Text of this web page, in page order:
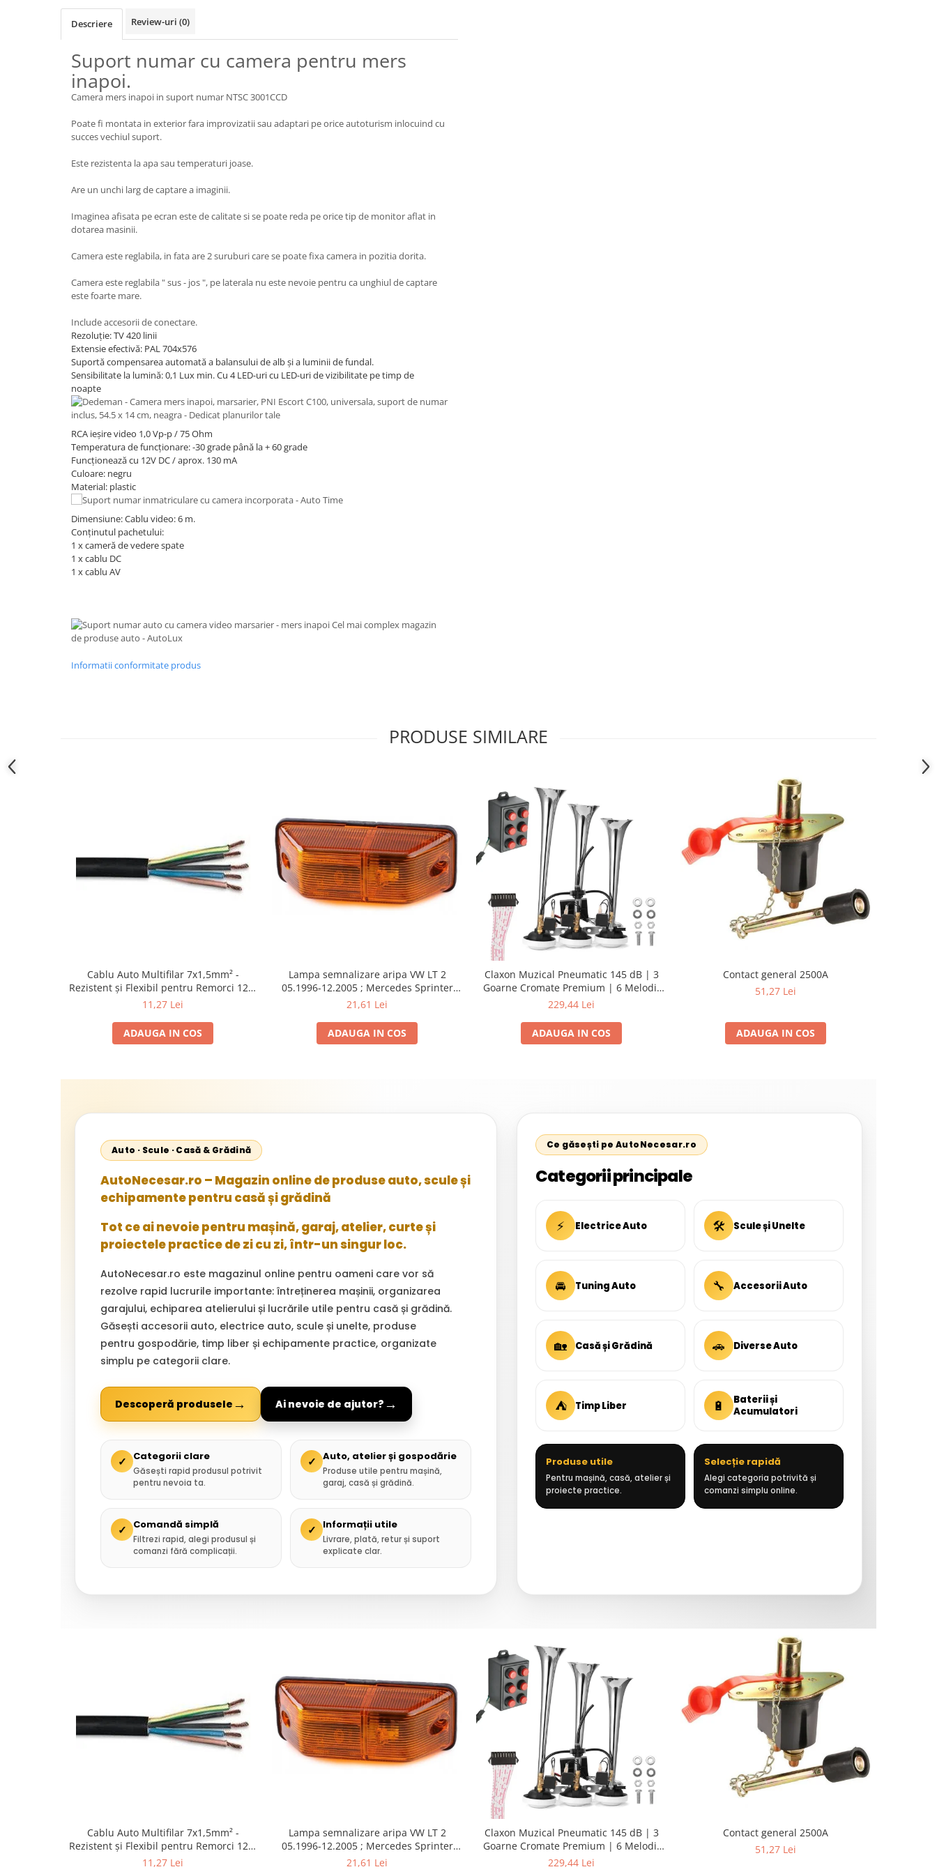
Protectia muncii
Scule Pneumatice
Suport motocicleta
Utilaje constructie
Descriere Review-uri (0)
Suport numar cu camera pentru mers
inapoi.
Camera mers inapoi in suport numar NTSC 3001CCD
Poate fi montata in exterior fara improvizatii sau adaptari pe orice autoturism inlocuind cu
succes vechiul suport.
Este rezistenta la apa sau temperaturi joase.
Are un unchi larg de captare a imaginii.
Imaginea afisata pe ecran este de calitate si se poate reda pe orice tip de monitor aflat in
dotarea masinii.
Camera este reglabila, in fata are 2 suruburi care se poate fixa camera in pozitia dorita.
Camera este reglabila " sus - jos ", pe laterala nu este nevoie pentru ca unghiul de captare
este foarte mare.
Include accesorii de conectare.
Rezoluție: TV 420 linii
Extensie efectivă: PAL 704x576
Suportă compensarea automată a balansului de alb și a luminii de fundal.
Sensibilitate la lumină: 0,1 Lux min. Cu 4 LED-uri cu LED-uri de vizibilitate pe timp de
noapte
RCA ieșire video 1,0 Vp-p / 75 Ohm
Temperatura de funcționare: -30 grade până la + 60 grade
Funcționează cu 12V DC / aprox. 130 mA
Culoare: negru
Material: plastic
Dimensiune: Cablu video: 6 m.
Conținutul pachetului:
1 x cameră de vedere spate
1 x cablu DC
1 x cablu AV
Informatii conformitate produs
PRODUSE SIMILARE
Cablu Auto Multifilar 7x1,5mm² -
Rezistent și Flexibil pentru Remorci 12V-
24V
11,27 Lei
ADAUGA IN COS
Lampa semnalizare aripa VW LT 2
05.1996-12.2005 ; Mercedes Sprinter
1995-2002, 512D-814 DA; Actros 1996-
Starliner,Centroliner, Cityliner;
21,61 Lei
ADAUGA IN COS
Claxon Muzical Pneumatic 145 dB | 3
Goarne Cromate Premium | 6 Melodii
Selectabile
229,44 Lei
ADAUGA IN COS
Contact general 2500A
51,27 Lei
ADAUGA IN COS
Auto · Scule · Casă & Grădină
AutoNecesar.ro – Magazin online de produse auto, scule și
echipamente pentru casă și grădină
Tot ce ai nevoie pentru mașină, garaj, atelier, curte și
proiectele practice de zi cu zi, într-un singur loc.
AutoNecesar.ro este magazinul online pentru oameni care vor să
rezolve rapid lucrurile importante: întreținerea mașinii, organizarea
garajului, echiparea atelierului și lucrările utile pentru casă și grădină.
Găsești accesorii auto, electrice auto, scule și unelte, produse
pentru gospodărie, timp liber și echipamente practice, organizate
simplu pe categorii clare.
Descoperă produsele → Ai nevoie de ajutor? →
✓ Categorii clare
Găsești rapid produsul potrivit
pentru nevoia ta.
✓ Auto, atelier și gospodărie
Produse utile pentru mașină,
garaj, casă și grădină.
✓ Comandă simplă
Filtrezi rapid, alegi produsul și
comanzi fără complicații.
✓ Informații utile
Livrare, plată, retur și suport
explicate clar.
Ce găsești pe AutoNecesar.ro
Categorii principale
⚡ Electrice Auto 🛠 Scule și Unelte
🚘 Tuning Auto 🔧 Accesorii Auto
🏡 Casă și Grădină 🚗 Diverse Auto
⛺ Timp Liber 🔋
Baterii și
Acumulatori
Produse utile
Pentru mașină, casă, atelier și
proiecte practice.
Selecție rapidă
Alegi categoria potrivită și
comanzi simplu online.
Cablu Auto Multifilar 7x1,5mm² -
Rezistent și Flexibil pentru Remorci 12V-
24V
11,27 Lei
Lampa semnalizare aripa VW LT 2
05.1996-12.2005 ; Mercedes Sprinter
1995-2002, 512D-814 DA; Actros 1996-
21,61 Lei
Claxon Muzical Pneumatic 145 dB | 3
Goarne Cromate Premium | 6 Melodii
Selectabile
229,44 Lei
Contact general 2500A
51,27 Lei